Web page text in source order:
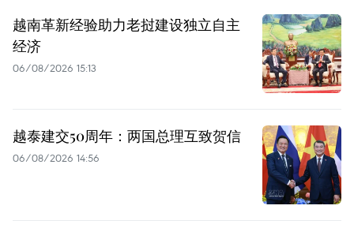
越南革新经验助力老挝建设独立自主
经济
06/08/2026 15:13
越泰建交50周年：两国总理互致贺信
06/08/2026 14:56